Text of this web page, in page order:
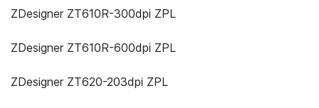
ZDesigner ZT610R-300dpi ZPL
ZDesigner ZT610R-600dpi ZPL
ZDesigner ZT620-203dpi ZPL